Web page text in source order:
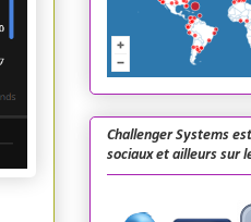
Challenger Systems
sociaux et ailleurs sur